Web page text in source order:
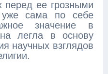
перед ее грозными
сама по себе
значение в
легла в основу
научных взглядов